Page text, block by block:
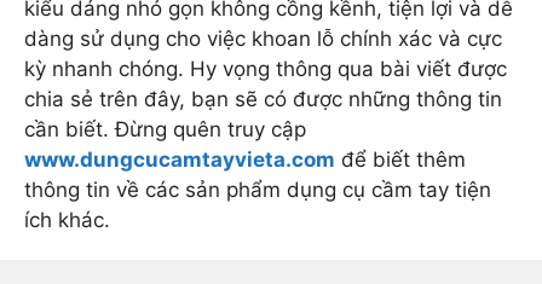
kiểu dáng nhỏ gọn không cồng kềnh, tiện lợi và dễ
dàng sử dụng cho việc khoan lỗ chính xác và cực
kỳ nhanh chóng. Hy vọng thông qua bài viết được
chia sẻ trên đây, bạn sẽ có được những thông tin
cần biết. Đừng quên truy cập
www.dungcucamtayvieta.com để biết thêm
thông tin về các sản phẩm dụng cụ cầm tay tiện
ích khác.